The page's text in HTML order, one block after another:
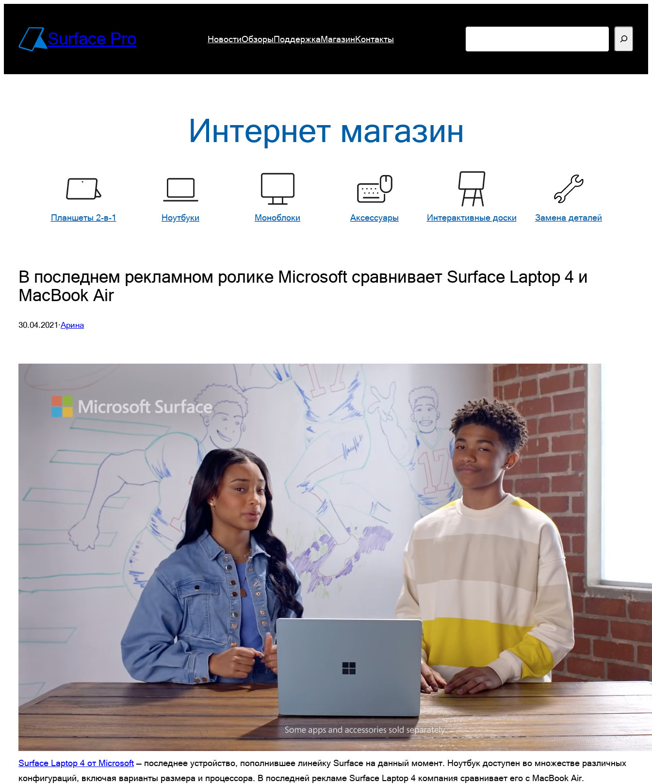
содержимомуSurface Pro НовостиОбзорыПоддержкаМагазинКонтакты
Интернет магазин
Планшеты 2-в-1 Ноутбуки Моноблоки Аксессуары Интерактивные доски Замена деталей
В последнем рекламном ролике Microsoft сравнивает Surface Laptop 4 и
MacBook Air
30.04.2021·Арина
Surface Laptop 4 от Microsoft— последнее устройство, пополнившее линейку Surface на данный момент. Ноутбук доступен во множестве различных
конфигураций, включая варианты размера и процессора. В последней рекламе Surface Laptop 4 компания сравнивает его с MacBook Air.